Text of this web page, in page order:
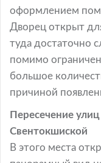
оформлением
Дворец открыт
туда достаточно
помимо
большое
причиной
Пересечение
Свентокшиской
В этого места